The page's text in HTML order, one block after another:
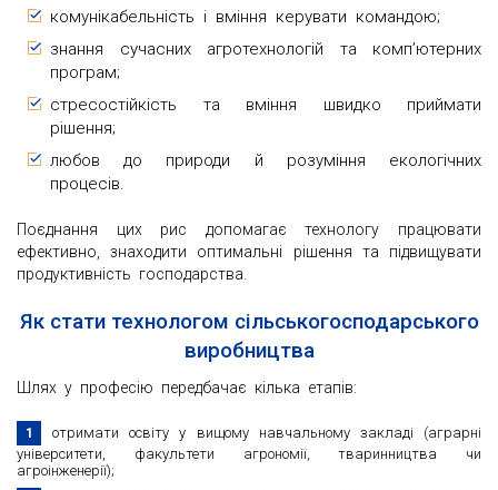
комунікабельність і вміння керувати командою;
знання сучасних агротехнологій та комп’ютерних
програм;
стресостійкість та вміння швидко приймати
рішення;
любов до природи й розуміння екологічних
процесів.
Поєднання цих рис допомагає технологу працювати
ефективно, знаходити оптимальні рішення та підвищувати
продуктивність господарства.
Як стати технологом сільськогосподарського
виробництва
Шлях у професію передбачає кілька етапів:
отримати освіту у вищому навчальному закладі (аграрні
університети, факультети агрономії, тваринництва чи
агроінженерії);